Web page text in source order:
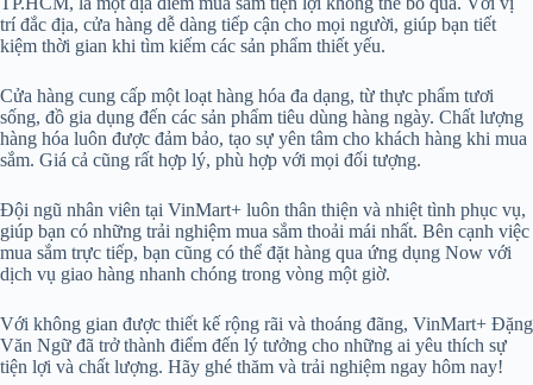
trí đắc địa, cửa hàng dễ dàng tiếp cận cho mọi người, giúp bạn tiết
kiệm thời gian khi tìm kiếm các sản phẩm thiết yếu.
Cửa hàng cung cấp một loạt hàng hóa đa dạng, từ thực phẩm tươi
sống, đồ gia dụng đến các sản phẩm tiêu dùng hàng ngày. Chất lượng
hàng hóa luôn được đảm bảo, tạo sự yên tâm cho khách hàng khi mua
sắm. Giá cả cũng rất hợp lý, phù hợp với mọi đối tượng.
Đội ngũ nhân viên tại VinMart+ luôn thân thiện và nhiệt tình phục vụ,
giúp bạn có những trải nghiệm mua sắm thoải mái nhất. Bên cạnh việc
mua sắm trực tiếp, bạn cũng có thể đặt hàng qua ứng dụng Now với
dịch vụ giao hàng nhanh chóng trong vòng một giờ.
Với không gian được thiết kế rộng rãi và thoáng đãng, VinMart+ Đặng
Văn Ngữ đã trở thành điểm đến lý tưởng cho những ai yêu thích sự
tiện lợi và chất lượng. Hãy ghé thăm và trải nghiệm ngay hôm nay!